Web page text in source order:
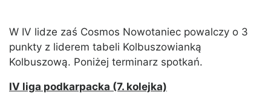
W IV lidze zaś Cosmos Nowotaniec powalczy o 3
punkty z liderem tabeli Kolbuszowianką
Kolbuszową. Poniżej terminarz spotkań.
IV liga podkarpacka (7. kolejka)